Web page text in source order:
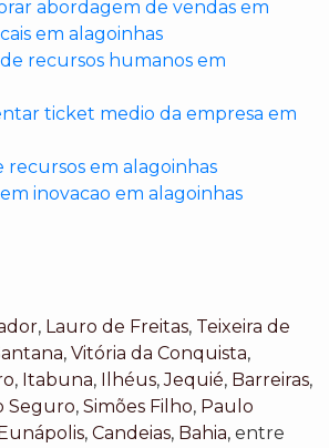
abordagem de vendas em
em alagoinhas
recursos humanos em
ticket medio da empresa em
recursos em alagoinhas
inovacao em alagoinhas
, Lauro de Freitas, Teixeira de
, Vitória da Conquista,
, Itabuna, Ilhéus,Jequié, Barreiras,
Seguro, Simões Filho, Paulo
Eunápolis, Candeias, Bahia, entre